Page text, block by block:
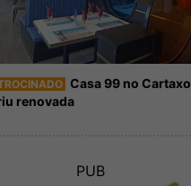
Casa 99 no Cartaxo
renovada
PUB